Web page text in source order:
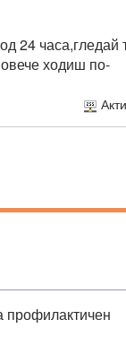
24 часа,гледай
ходиш по-
профилактичен